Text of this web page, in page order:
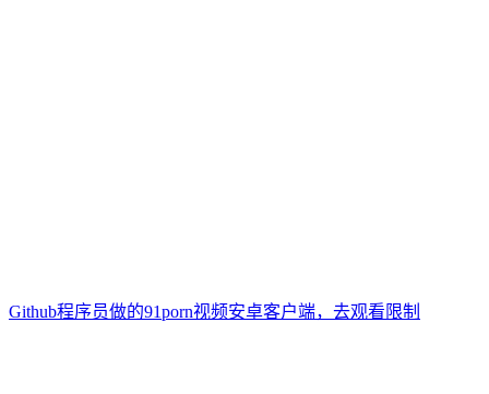
Github程序员做的91porn视频安卓客户端，去观看限制